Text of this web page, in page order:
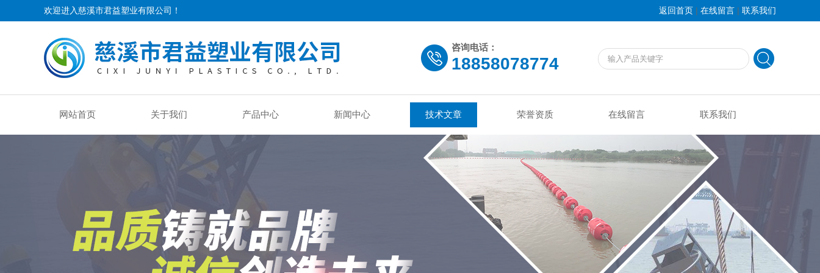
欢迎进入慈溪市君益塑业有限公司！ 返回首页 | 在线留言 | 联系我们
咨询电话：
18858078774
网站首页 关于我们 产品中心 新闻中心 技术文章 荣誉资质 在线留言 联系我们